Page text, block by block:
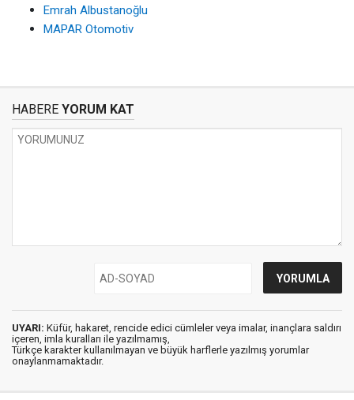
Emrah Albustanoğlu
MAPAR Otomotiv
HABERE YORUM KAT
UYARI: Küfür, hakaret, rencide edici cümleler veya imalar, inançlara saldırı
içeren, imla kuralları ile yazılmamış,
Türkçe karakter kullanılmayan ve büyük harflerle yazılmış yorumlar
onaylanmamaktadır.